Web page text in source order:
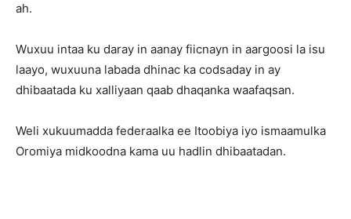
ah.
Wuxuu intaa ku daray in aanay fiicnayn in aargoosi la isu
laayo, wuxuuna labada dhinac ka codsaday in ay
dhibaatada ku xalliyaan qaab dhaqanka waafaqsan.
Weli xukuumadda federaalka ee Itoobiya iyo ismaamulka
Oromiya midkoodna kama uu hadlin dhibaatadan.